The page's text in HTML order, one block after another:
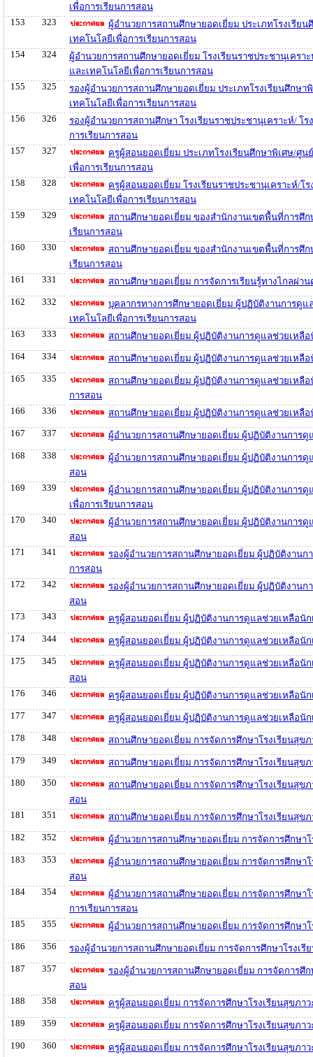
เพื่อการเรียนการสอน
153
323
ผู้อำนวยการสถานศึกษายอดเยี่ยม ประเภทโรงเรีย
เทคโนโลยีเพื่อการเรียนการสอน
154
324
ผู้อำนวยการสถานศึกษายอดเยี่ยม โรงเรียนราชประชานุเคร
และเทคโนโลยีเพื่อการเรียนการสอน
155
325
รองผู้อำนวยการสถานศึกษายอดเยี่ยม ประเภทโรงเรียนศึกษ
เทคโนโลยีเพื่อการเรียนการสอน
156
326
รองผู้อำนวยการสถานศึกษา โรงเรียนราชประชานุเคราะห์/ โ
การเรียนการสอน
157
327
ครูผู้สอนยอดเยี่ยม ประเภทโรงเรียนศึกษาพิเศษ/ศู
เพื่อการเรียนการสอน
158
328
ครูผู้สอนยอดเยี่ยม โรงเรียนราชประชานุเคราะห์/โ
เทคโนโลยีเพื่อการเรียนการสอน
159
329
สถานศึกษายอดเยี่ยม ของสำนักงานเขตพื้นที่การศึ
เรียนการสอน
160
330
สถานศึกษายอดเยี่ยม ของสำนักงานเขตพื้นที่การศึ
เรียนการสอน
161
331
สถานศึกษายอดเยี่ยม การจัดการเรียนรู้ทางไกลผ่า
162
332
บุคลากรทางการศึกษายอดเยี่ยม ผู้ปฏิบัติงานการดู
เทคโนโลยีเพื่อการเรียนการสอน
163
333
สถานศึกษายอดเยี่ยม ผู้ปฏิบัติงานการดูแลช่วยเหลื
164
334
สถานศึกษายอดเยี่ยม ผู้ปฏิบัติงานการดูแลช่วยเหลื
165
335
สถานศึกษายอดเยี่ยม ผู้ปฏิบัติงานการดูแลช่วยเหลื
การสอน
166
336
สถานศึกษายอดเยี่ยม ผู้ปฏิบัติงานการดูแลช่วยเหลื
167
337
ผู้อำนวยการสถานศึกษายอดเยี่ยม ผู้ปฏิบัติงานการ
168
338
ผู้อำนวยการสถานศึกษายอดเยี่ยม ผู้ปฏิบัติงานการ
สอน
169
339
ผู้อำนวยการสถานศึกษายอดเยี่ยม ผู้ปฏิบัติงานการ
เพื่อการเรียนการสอน
170
340
ผู้อำนวยการสถานศึกษายอดเยี่ยม ผู้ปฏิบัติงานการ
สอน
171
341
รองผู้อำนวยการสถานศึกษายอดเยี่ยม ผู้ปฏิบัติงาน
การสอน
172
342
รองผู้อำนวยการสถานศึกษายอดเยี่ยม ผู้ปฏิบัติงาน
สอน
173
343
ครูผู้สอนยอดเยี่ยม ผู้ปฏิบัติงานการดูแลช่วยเหลือนั
174
344
ครูผู้สอนยอดเยี่ยม ผู้ปฏิบัติงานการดูแลช่วยเหลือนั
175
345
ครูผู้สอนยอดเยี่ยม ผู้ปฏิบัติงานการดูแลช่วยเหลือนั
สอน
176
346
ครูผู้สอนยอดเยี่ยม ผู้ปฏิบัติงานการดูแลช่วยเหลือนั
177
347
ครูผู้สอนยอดเยี่ยม ผู้ปฏิบัติงานการดูแลช่วยเหลือนั
178
348
สถานศึกษายอดเยี่ยม การจัดการศึกษาโรงเรียนสุข
179
349
สถานศึกษายอดเยี่ยม การจัดการศึกษาโรงเรียนสุข
180
350
สถานศึกษายอดเยี่ยม การจัดการศึกษาโรงเรียนสุข
สอน
181
351
สถานศึกษายอดเยี่ยม การจัดการศึกษาโรงเรียนสุข
182
352
ผู้อำนวยการสถานศึกษายอดเยี่ยม การจัดการศึกษา
183
353
ผู้อำนวยการสถานศึกษายอดเยี่ยม การจัดการศึกษา
สอน
184
354
ผู้อำนวยการสถานศึกษายอดเยี่ยม การจัดการศึกษา
การเรียนการสอน
185
355
ผู้อำนวยการสถานศึกษายอดเยี่ยม การจัดการศึกษา
186
356
รองผู้อำนวยการสถานศึกษายอดเยี่ยม การจัดการศึกษาโรงเ
187
357
รองผู้อำนวยการสถานศึกษายอดเยี่ยม การจัดการศึ
สอน
188
358
ครูผู้สอนยอดเยี่ยม การจัดการศึกษาโรงเรียนสุขภา
189
359
ครูผู้สอนยอดเยี่ยม การจัดการศึกษาโรงเรียนสุขภา
190
360 ครูผู้สอนยอดเยี่ยม การจัดการศึกษาโรงเรียนสุขภา